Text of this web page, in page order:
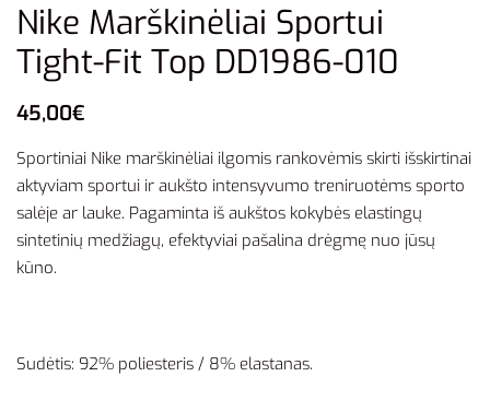
Nike Marškinėliai Sportui
Tight-Fit Top DD1986-010
45,00€
Sportiniai Nike marškinėliai ilgomis rankovėmis skirti išskirtinai
aktyviam sportui ir aukšto intensyvumo treniruotėms sporto
salėje ar lauke. Pagaminta iš aukštos kokybės elastingų
sintetinių medžiagų, efektyviai pašalina drėgmę nuo jūsų
kūno.
Sudėtis: 92% poliesteris / 8% elastanas.